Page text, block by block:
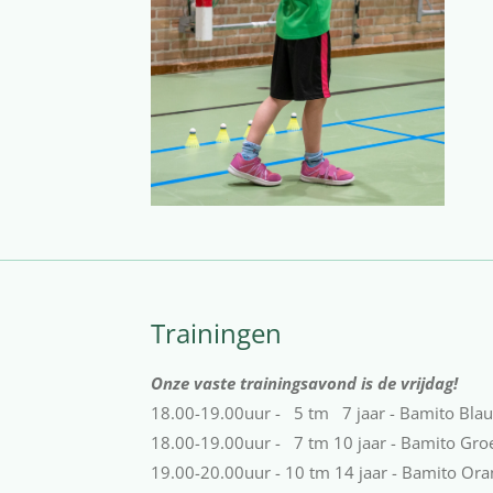
Trainingen
Onze vaste trainingsavond is de vrijdag!
18.00-19.00uur - 5 tm 7 jaar - Bamito
18.00-19.00uur - 7 tm 10 jaar - Bamito
19.00-20.00uur - 10 tm 14 jaar - Bamito